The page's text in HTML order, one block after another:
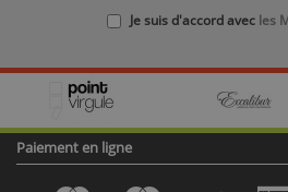
Je suis d'accord avec les
Paiement en ligne